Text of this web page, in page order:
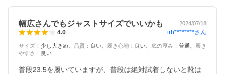
幅広さんでもジャストサイズでいいかも 2024/07/18
4.0 irh********さん
サイズ ： 少し大きめ 品質 ： 良い 履き心地 ： 良い 底の厚み ： 普通
履き
やすさ ： 良い
普段23.5を履いていますが、普段は絶対試着しないと靴は